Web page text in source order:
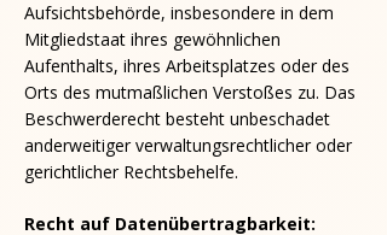
Aufsichtsbehörde, insbesondere in dem
Mitgliedstaat ihres gewöhnlichen
Aufenthalts, ihres Arbeitsplatzes oder des
Orts des mutmaßlichen Verstoßes zu. Das
Beschwerderecht besteht unbeschadet
anderweitiger verwaltungsrechtlicher oder
gerichtlicher Rechtsbehelfe.
Recht auf Datenübertragbarkeit: